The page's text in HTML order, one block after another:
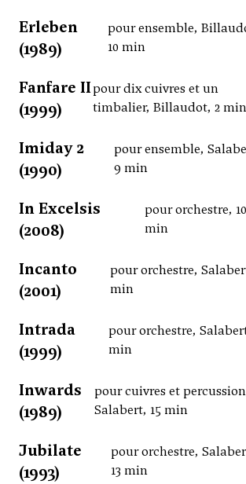
Erleben
(1989)
pour ensemble,
10 min
Fanfare II
(1999)
pour dix cuivres et un
timbalier, Billaudot, 2 min
Imiday 2
(1990)
pour ensemble,
9 min
In Excelsis
(2008)
pour orchestre, 10
min
Incanto
(2001)
pour orchestre,
min
Intrada
(1999)
pour orchestre,
min
Inwards
(1989)
pour cuivres et
Salabert, 15 min
Jubilate
(1993)
pour orchestre,
13 min